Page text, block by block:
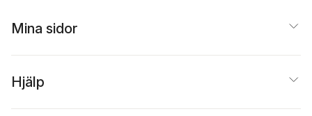
Mina sidor
Hjälp